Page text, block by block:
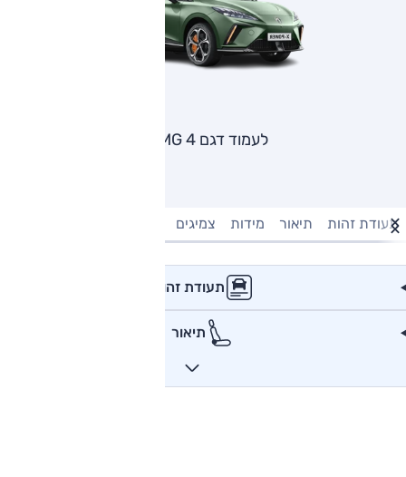
לעמוד דגם MG 4
תעודת זהות תיאור מידות צמיגים
תעודת זהות
תיאור